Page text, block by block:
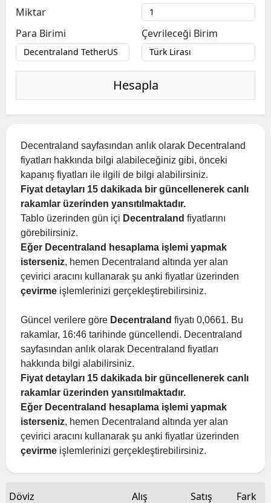
Miktar
Para Birimi
Çevrileceği Birim
Hesapla
Decentraland sayfasından anlık olarak Decentraland
fiyatları hakkında bilgi alabileceğiniz gibi, önceki
kapanış fiyatları ile ilgili de bilgi alabilirsiniz.
Fiyat detayları 15 dakikada bir güncellenerek canlı
rakamlar üzerinden yansıtılmaktadır.
Tablo üzerinden gün içi Decentraland fiyatlarını
görebilirsiniz.
Eğer Decentraland hesaplama işlemi yapmak
isterseniz, hemen Decentraland altında yer alan
çevirici aracını kullanarak şu anki fiyatlar üzerinden
çevirme işlemlerinizi gerçekleştirebilirsiniz.
Güncel verilere göre Decentraland fiyatı 0,0661. Bu
rakamlar, 16:46 tarihinde güncellendi. Decentraland
sayfasından anlık olarak Decentraland fiyatları
hakkında bilgi alabilirsiniz.
Fiyat detayları 15 dakikada bir güncellenerek canlı
rakamlar üzerinden yansıtılmaktadır.
Eğer Decentraland hesaplama işlemi yapmak
isterseniz, hemen Decentraland altında yer alan
çevirici aracını kullanarak şu anki fiyatlar üzerinden
çevirme işlemlerinizi gerçekleştirebilirsiniz.
Döviz Alış Satış Fark